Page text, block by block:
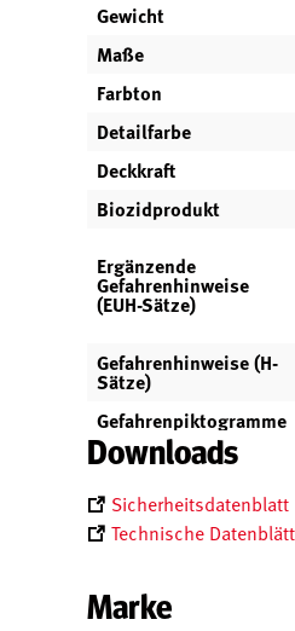
Gewicht
Maße
Farbton
Detailfarbe
Deckkraft
Biozidprodukt
Ergänzende
Gefahrenhinweise
(EUH-Sätze)
Gefahrenhinweise (H-
Sätze)
Gefahrenpiktogramme
Downloads
Sicherheitsdatenblatt
Technische
Marke